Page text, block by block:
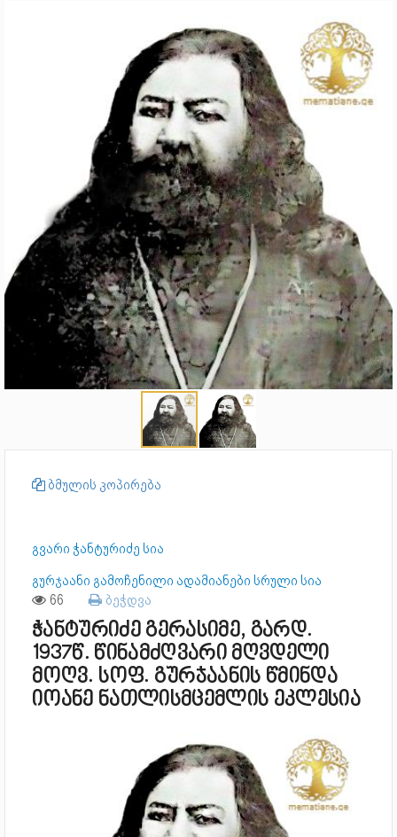
ბმულის კოპირება
გვარი ჭანტურიძე სია
გურჯაანი გამოჩენილი ადამიანები სრული სია
66 ბეჭდვა
ჭანტურიძე გერასიმე, გარდ.
1937წ. წინამძღვარი მღვდელი
მოღვ. სოფ. გურჯაანის წმინდა
იოანე ნათლისმცემლის ეკლესია